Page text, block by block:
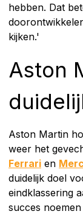
hebben. Dat
kijken.'
Aston
Aston Martin
weer het
Ferrari en
duidelijk doel
eindklassering
succes